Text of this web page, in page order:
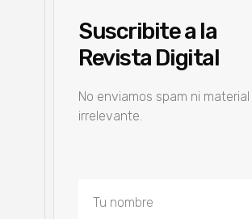
Suscribite a la
Revista Digital
No enviamos spam ni material
irrelevante.